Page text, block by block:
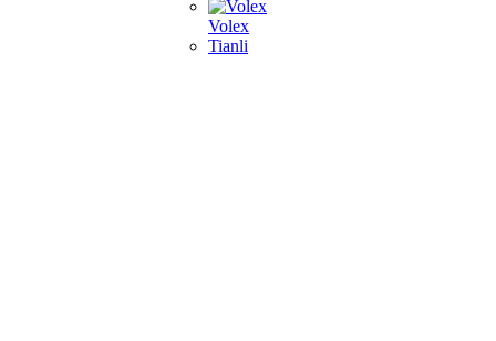
Volex
Tianli